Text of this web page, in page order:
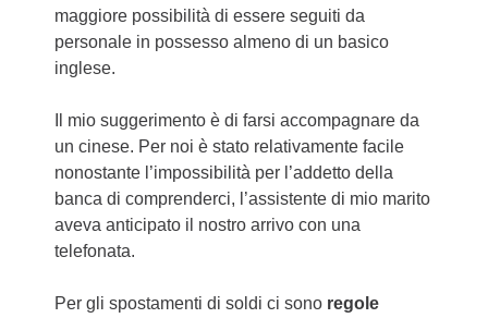
maggiore possibilità di essere seguiti da
personale in possesso almeno di un basico
inglese.
Il mio suggerimento è di farsi accompagnare da
un cinese. Per noi è stato relativamente facile
nonostante l’impossibilità per l’addetto della
banca di comprenderci, l’assistente di mio marito
aveva anticipato il nostro arrivo con una
telefonata.
Per gli spostamenti di soldi ci sono regole